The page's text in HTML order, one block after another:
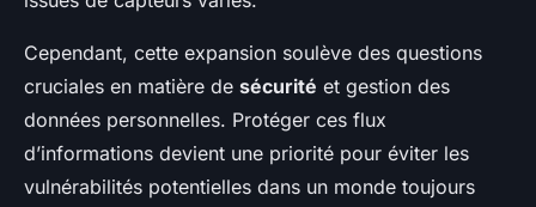
Cependant, cette expansion soulève des questions
cruciales en matière de sécurité et gestion des
données personnelles. Protéger ces flux
d’informations devient une priorité pour éviter les
vulnérabilités potentielles dans un monde toujours